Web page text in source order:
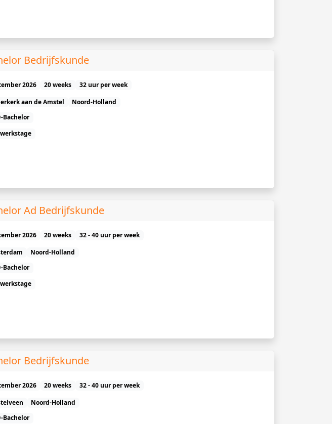
Bedrijfskunde
2026 20 weeks
32 uur per week
aan de Amstel
Noord-Holland
Bachelor
Ad Bedrijfskunde
2026 20 weeks
32 - 40 uur per week
Noord-Holland
Bachelor
Bedrijfskunde
2026 20 weeks
32 - 40 uur per week
Noord-Holland
Bachelor